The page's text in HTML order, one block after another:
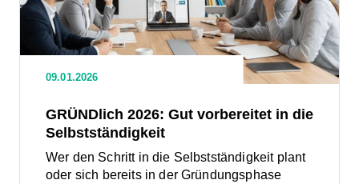
NRW
sucht
09.01.2026
GRÜNDlich 2026: Gut vorbereitet in die
Selbstständigkeit
Wer den Schritt in die Selbstständigkeit plant
oder sich bereits in der Gründungsphase
vorbereitet